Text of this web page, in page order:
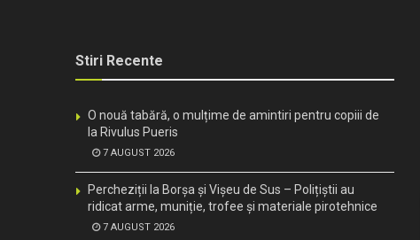
Stiri Recente
O nouă tabără, o mulțime de amintiri pentru copiii de
la Rivulus Pueris
7 AUGUST 2026
Percheziții la Borșa și Vișeu de Sus – Polițiștii au
ridicat arme, muniție, trofee și materiale pirotehnice
7 AUGUST 2026